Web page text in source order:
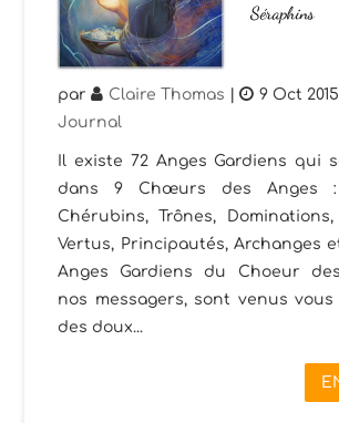
Séraphins
par Claire Thomas | 9 Oct 2015
Journal
Il existe 72 Anges Gardiens qui
dans 9 Chœurs des Anges :
Chérubins, Trônes, Dominations,
Vertus, Principautés, Archanges
Anges Gardiens du Choeur
nos messagers, sont venus
des doux...